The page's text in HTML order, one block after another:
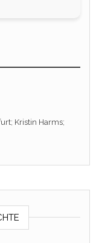
Kristin Harms;